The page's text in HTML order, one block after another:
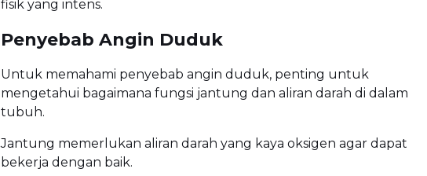
fisik yang intens.
Penyebab Angin Duduk
Untuk memahami penyebab angin duduk, penting untuk
mengetahui bagaimana fungsi jantung dan aliran darah di dalam
tubuh.
Jantung memerlukan aliran darah yang kaya oksigen agar dapat
bekerja dengan baik.